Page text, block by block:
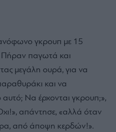
γκρουπ με 15
Πήραν παγωτά και
μεγάλη ουρά, για να
και να
Να έρχονται γκρουπ;»,
απάντησε, «αλλά όταν
από άποψη κερδών!».